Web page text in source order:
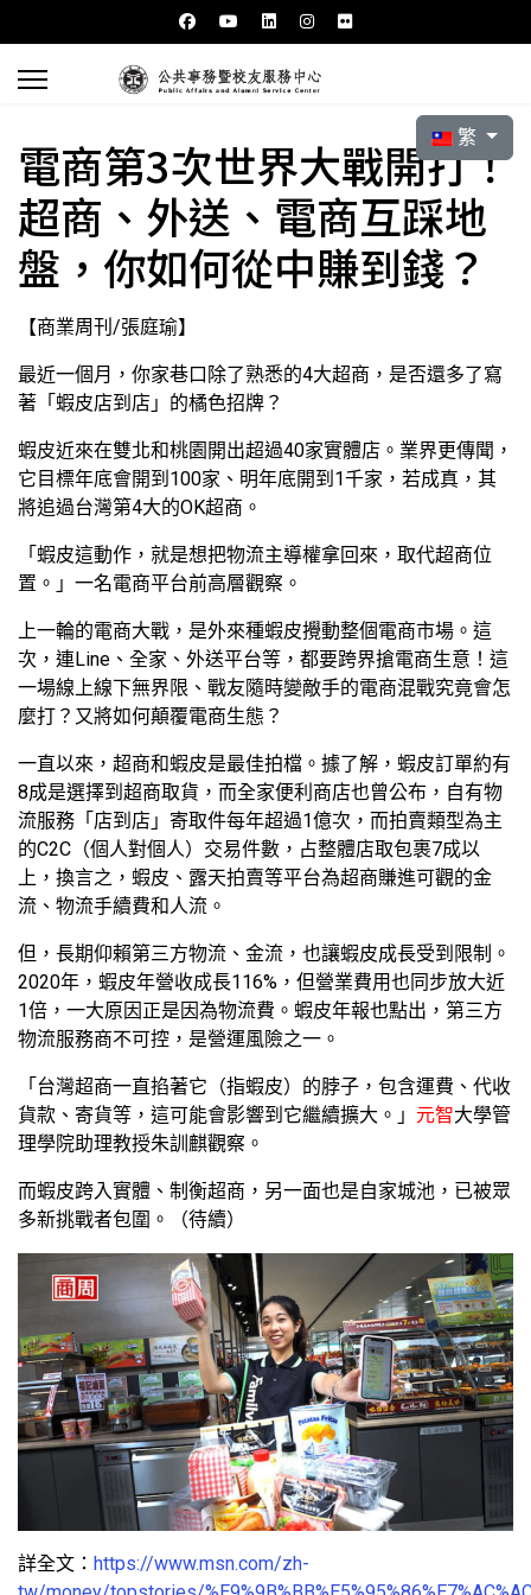
選擇你的語言
繁
電商第3次世界大戰開打！
超商、外送、電商互踩地
盤，你如何從中賺到錢？
【商業周刊/張庭瑜】
最近一個月，你家巷口除了熟悉的4大超商，是否還多了寫
著「蝦皮店到店」的橘色招牌？
蝦皮近來在雙北和桃園開出超過40家實體店。業界更傳聞，
它目標年底會開到100家、明年底開到1千家，若成真，其
將追過台灣第4大的OK超商。
「蝦皮這動作，就是想把物流主導權拿回來，取代超商位
置。」一名電商平台前高層觀察。
上一輪的電商大戰，是外來種蝦皮攪動整個電商市場。這
次，連Line、全家、外送平台等，都要跨界搶電商生意！這
一場線上線下無界限、戰友隨時變敵手的電商混戰究竟會怎
麼打？又將如何顛覆電商生態？
一直以來，超商和蝦皮是最佳拍檔。據了解，蝦皮訂單約有
8成是選擇到超商取貨，而全家便利商店也曾公布，自有物
流服務「店到店」寄取件每年超過1億次，而拍賣類型為主
的C2C（個人對個人）交易件數，占整體店取包裹7成以
上，換言之，蝦皮、露天拍賣等平台為超商賺進可觀的金
流、物流手續費和人流。
但，長期仰賴第三方物流、金流，也讓蝦皮成長受到限制。
2020年，蝦皮年營收成長116%，但營業費用也同步放大近
1倍，一大原因正是因為物流費。蝦皮年報也點出，第三方
物流服務商不可控，是營運風險之一。
「台灣超商一直掐著它（指蝦皮）的脖子，包含運費、代收
貨款、寄貨等，這可能會影響到它繼續擴大。」 元智大學管
理學院助理教授朱訓麒觀察。
而蝦皮跨入實體、制衡超商，另一面也是自家城池，已被眾
多新挑戰者包圍。（待續）
詳全文： https://www.msn.com/zh-